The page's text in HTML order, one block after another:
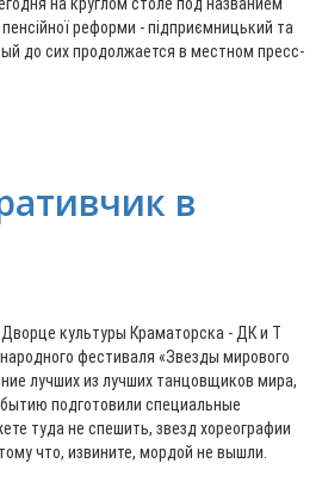
реформи - підприємницький та
до сих продолжается в местном пресс-
в
культуры Краматорска - ДК и Т
фестиваля «Звезды мирового
лучших из лучших танцовщиков мира,
подготовили специальные
туда не спешить, звезд хореографии
что, извините, мордой не вышли.